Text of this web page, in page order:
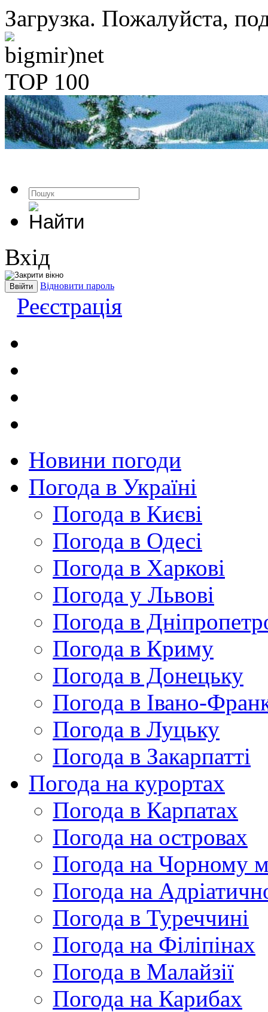
Загрузка. Пожалуйста,
Вхід
Відновити пароль
Реєстрація
Новини погоди
Погода в Україні
Погода в Києві
Погода в Одесі
Погода в Харкові
Погода у Львові
Погода в
Погода в Криму
Погода в Донецьку
Погода в Івано-
Погода в Луцьку
Погода в Закарпатті
Погода на курортах
Погода в Карпатах
Погода на островах
Погода на Чорному
Погода на
Погода в Туреччині
Погода на Філіпінах
Погода в Малайзії
Погода на Карибах